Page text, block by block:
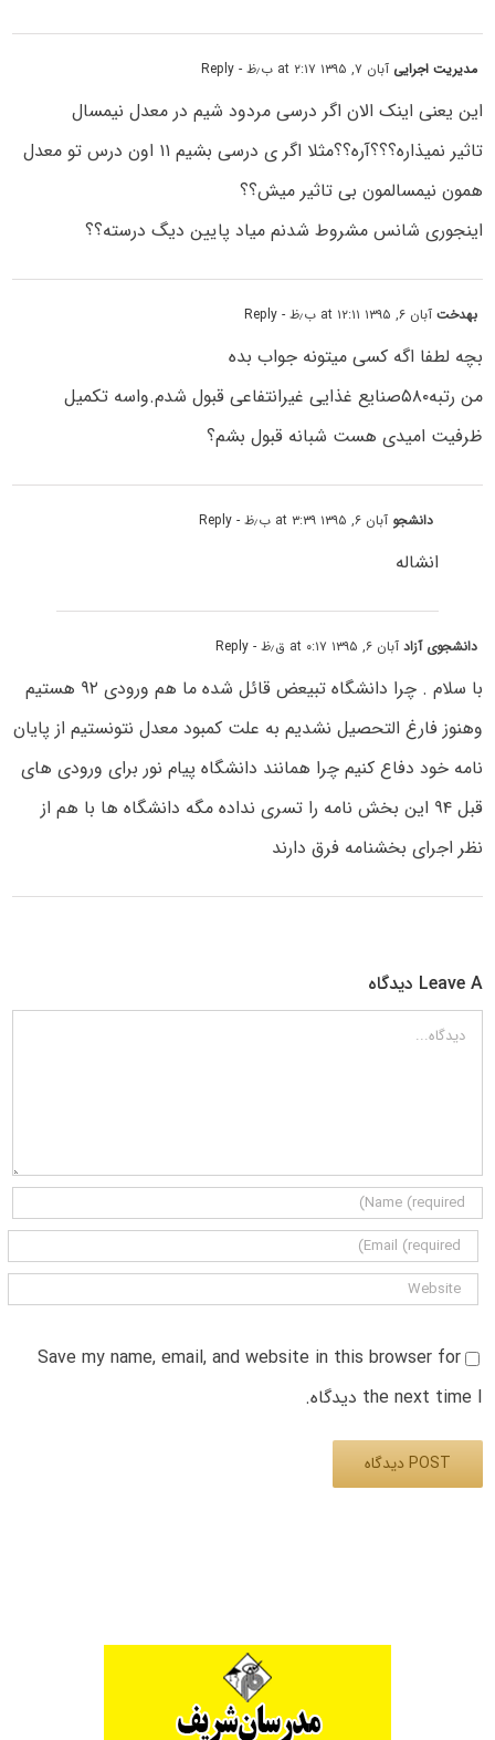
مدیریت اجرایی آبان ۷, ۱۳۹۵ at ۲:۱۷ ب٫ظ - Reply
این یعنی اینک الان اگر درسی مردود شیم در معدل نیمسال
تاثیر نمیذاره؟؟؟آره؟؟مثلا اگر ی درسی بشیم ۱۱ اون درس تو معدل
همون نیمسالمون بی تاثیر میش؟؟
اینجوری شانس مشروط شدنم میاد پایین دیگ درسته؟؟
بهدختآبان ۶, ۱۳۹۵ at ۱۲:۱۱ ب٫ظ - Reply
بچه لطفا اگه کسی میتونه جواب بده
من رتبه۵۸۰صنایع غذایی غیرانتفاعی قبول شدم.واسه تکمیل
ظرفیت امیدی هست شبانه قبول بشم؟
دانشجو آبان ۶, ۱۳۹۵ at ۳:۳۹ ب٫ظ - Reply
انشاله
دانشجوی آزادآبان ۶, ۱۳۹۵ at ۰:۱۷ ق٫ظ - Reply
با سلام . چرا دانشگاه تبیعض قائل شده ما هم ورودی ۹۲ هستیم
وهنوز فارغ التحصیل نشدیم به علت کمبود معدل نتونستیم از پایان
نامه خود دفاع کنیم چرا همانند دانشگاه پیام نور برای ورودی های
قبل ۹۴ این بخش نامه را تسری نداده مگه دانشگاه ها با هم از
نظر اجرای بخشنامه فرق دارند
Leave A دیدگاه
دیدگاه
Save my name, email, and website in this browser for
the next time I دیدگاه.